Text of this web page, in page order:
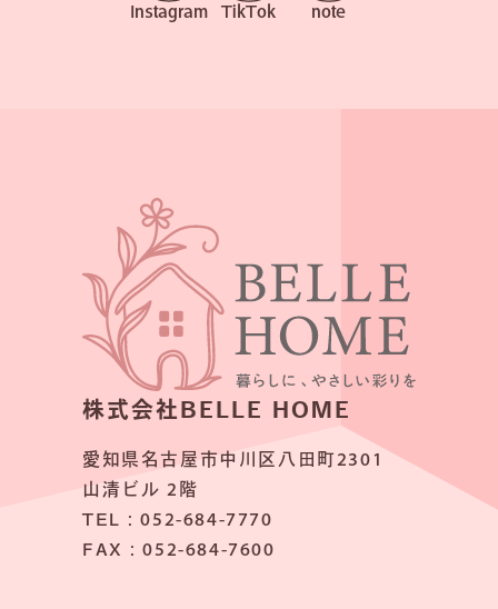
株式会社BELLE HOME
愛知県名古屋市中川区八田町2301
山清ビル 2階
TEL：052-684-7770
FAX：052-684-7600
Instagram TikTok note